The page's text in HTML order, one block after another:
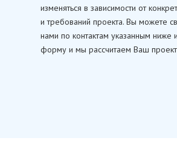
изменяться в зависимости от
и требований проекта. Вы можете
нами по контактам указанным ниже
форму и мы рассчитаем Ваш